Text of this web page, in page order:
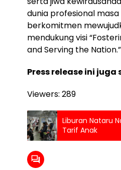
dunia profesional masa
berkomitmen
mendukung visi
and Serving the Nation.”
Press release ini
Viewers: 289
Liburan Nataru
Tarif Anak